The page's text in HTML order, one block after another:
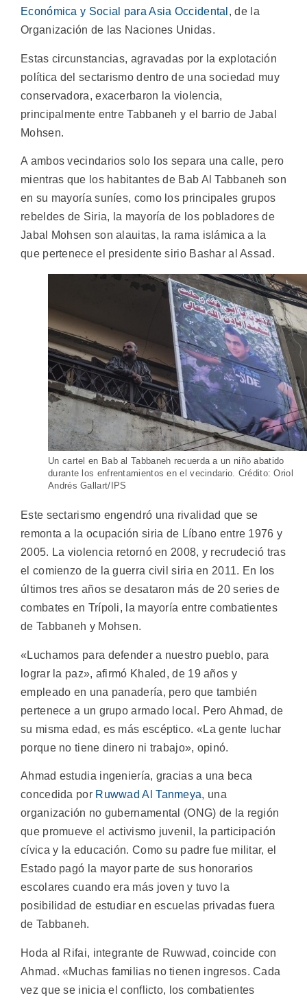
Económica y Social para Asia Occidental , de la
Organización de las Naciones Unidas.
Estas circunstancias, agravadas por la explotación
política del sectarismo dentro de una sociedad muy
conservadora, exacerbaron la violencia,
principalmente entre Tabbaneh y el barrio de Jabal
Mohsen.
A ambos vecindarios solo los separa una calle, pero
mientras que los habitantes de Bab Al Tabbaneh son
en su mayoría suníes, como los principales grupos
rebeldes de Siria, la mayoría de los pobladores de
Jabal Mohsen son alauitas, la rama islámica a la
que pertenece el presidente sirio Bashar al Assad.
Un cartel en Bab al Tabbaneh recuerda a un niño abatido
durante los enfrentamientos en el vecindario. Crédito: Oriol
Andrés Gallart/IPS
Este sectarismo engendró una rivalidad que se
remonta a la ocupación siria de Líbano entre 1976 y
2005. La violencia retornó en 2008, y recrudeció tras
el comienzo de la guerra civil siria en 2011. En los
últimos tres años se desataron más de 20 series de
combates en Trípoli, la mayoría entre combatientes
de Tabbaneh y Mohsen.
«Luchamos para defender a nuestro pueblo, para
lograr la paz», afirmó Khaled, de 19 años y
empleado en una panadería, pero que también
pertenece a un grupo armado local. Pero Ahmad, de
su misma edad, es más escéptico. «La gente luchar
porque no tiene dinero ni trabajo», opinó.
Ahmad estudia ingeniería, gracias a una beca
concedida porRuwwad Al Tanmeya, una
organización no gubernamental (ONG) de la región
que promueve el activismo juvenil, la participación
cívica y la educación. Como su padre fue militar, el
Estado pagó la mayor parte de sus honorarios
escolares cuando era más joven y tuvo la
posibilidad de estudiar en escuelas privadas fuera
de Tabbaneh.
Hoda al Rifai, integrante de Ruwwad, coincide con
Ahmad. «Muchas familias no tienen ingresos. Cada
vez que se inicia el conflicto, los combatientes